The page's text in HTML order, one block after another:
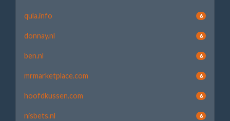
qula.info 6
donnay.nl 6
ben.nl 6
mrmarketplace.com 6
hoofdkussen.com 6
nisbets.nl 6